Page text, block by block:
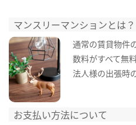
マンスリーマンションとは？
通常の賃貸物件
数料がすべて無
法人様の出張時
お支払い方法について